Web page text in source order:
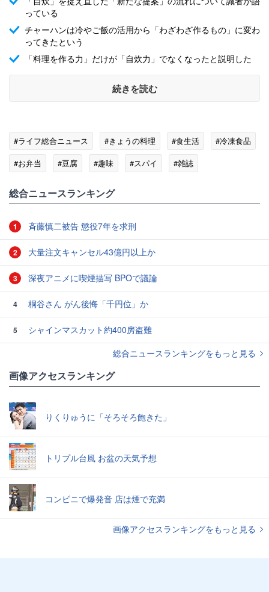
っている
チャーハンは冷やご飯の活用から「わざわざ作るもの」に変わ
ってきたという
「料理を作る力」だけが「自炊力」でなくなったと説明した
続きを読む
#ライフ総合ニュース #きょうの料理 #食生活
#冷凍食品
#お弁当
#豆腐 #趣味 #スパイ #雑誌
総合ニュースランキング
1 斉藤慎二被告 懲役7年を求刑
2 大量注文キャンセル43億円以上か
3 深夜アニメに喫煙描写 BPOで議論
4 桐谷さん がん後悔「千円位」か
5
シャインマスカット約400房盗難
総合ニュースランキングをもっと見る
画像アクセスランキング
りくりゅうに「そろそろ飽きた」
トリプル台風 お盆の天気予想
コンビニで爆発音 店は煙で充満
画像アクセスランキングをもっと見る